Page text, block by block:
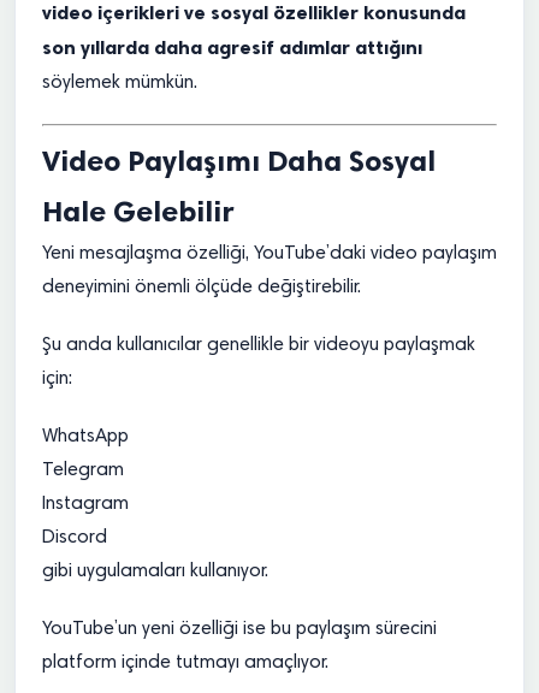
video içerikleri ve sosyal özellikler konusunda
son yıllarda daha agresif adımlar attığını
söylemek mümkün.
Video Paylaşımı Daha Sosyal
Hale Gelebilir
Yeni mesajlaşma özelliği, YouTube’daki video paylaşım
deneyimini önemli ölçüde değiştirebilir.
Şu anda kullanıcılar genellikle bir videoyu paylaşmak
için:
WhatsApp
Telegram
Instagram
Discord
gibi uygulamaları kullanıyor.
YouTube’un yeni özelliği ise bu paylaşım sürecini
platform içinde tutmayı amaçlıyor.